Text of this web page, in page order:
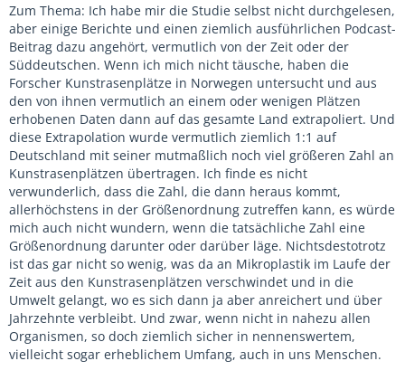
Zum Thema: Ich habe mir die Studie selbst nicht durchgelesen,
aber einige Berichte und einen ziemlich ausführlichen Podcast-
Beitrag dazu angehört, vermutlich von der Zeit oder der
Süddeutschen. Wenn ich mich nicht täusche, haben die
Forscher Kunstrasenplätze in Norwegen untersucht und aus
den von ihnen vermutlich an einem oder wenigen Plätzen
erhobenen Daten dann auf das gesamte Land extrapoliert. Und
diese Extrapolation wurde vermutlich ziemlich 1:1 auf
Deutschland mit seiner mutmaßlich noch viel größeren Zahl an
Kunstrasenplätzen übertragen. Ich finde es nicht
verwunderlich, dass die Zahl, die dann heraus kommt,
allerhöchstens in der Größenordnung zutreffen kann, es würde
mich auch nicht wundern, wenn die tatsächliche Zahl eine
Größenordnung darunter oder darüber läge. Nichtsdestotrotz
ist das gar nicht so wenig, was da an Mikroplastik im Laufe der
Zeit aus den Kunstrasenplätzen verschwindet und in die
Umwelt gelangt, wo es sich dann ja aber anreichert und über
Jahrzehnte verbleibt. Und zwar, wenn nicht in nahezu allen
Organismen, so doch ziemlich sicher in nennenswertem,
vielleicht sogar erheblichem Umfang, auch in uns Menschen.